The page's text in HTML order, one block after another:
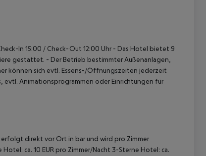
In 15:00 / Check-Out 12:00 Uhr - Das Hotel bietet 9
gestattet. - Der Betrieb bestimmter Außenanlagen,
können sich evtl. Essens-/Öffnungszeiten jederzeit
evtl. Animationsprogrammen oder Einrichtungen für
direkt vor Ort in bar und wird pro Zimmer
ca. 10 EUR pro Zimmer/Nacht 3-Sterne Hotel: ca.